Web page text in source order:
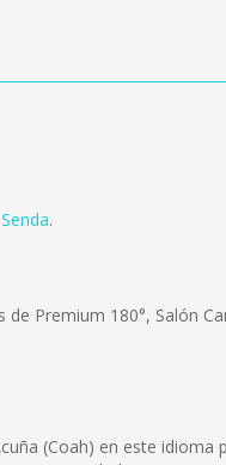
.
Premium 180°, Salón
(Coah) en este